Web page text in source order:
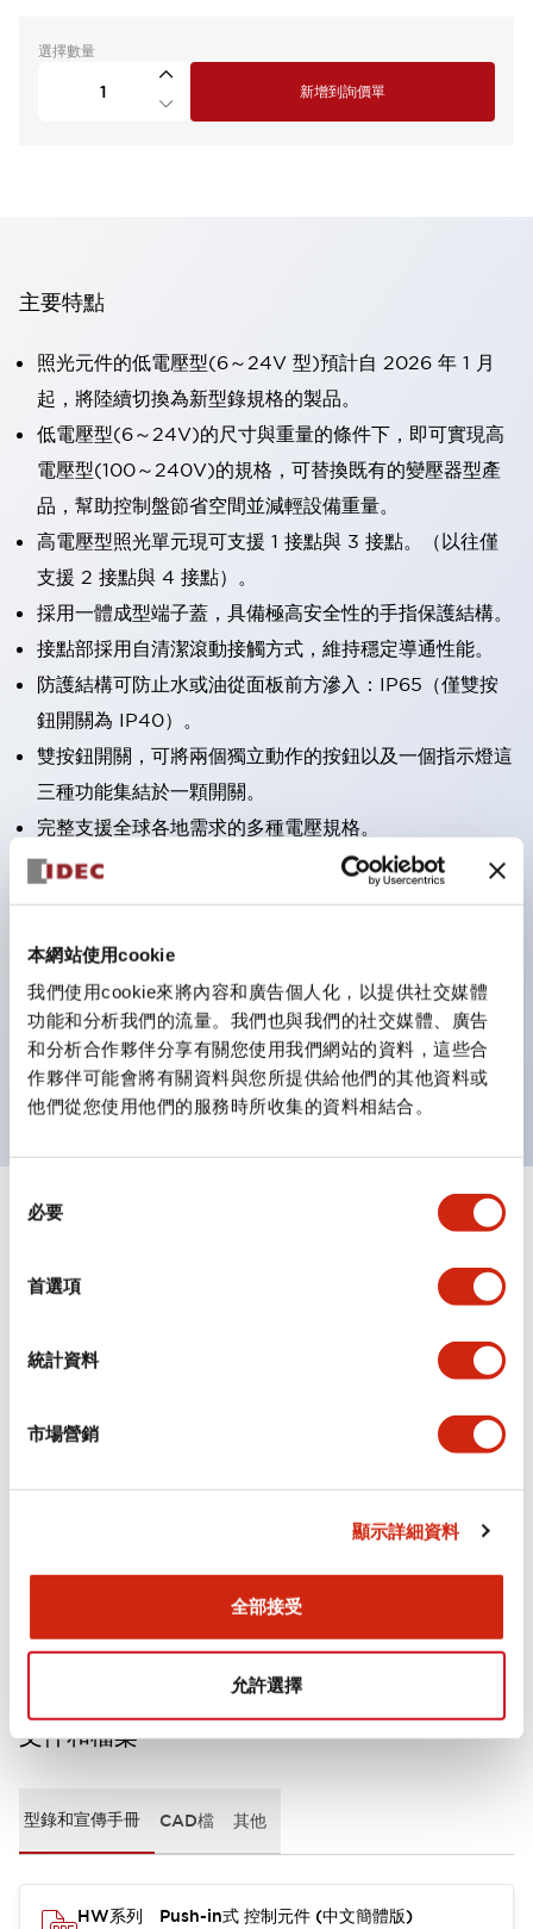
本網站使用cookie
我們使用cookie來將內容和廣告個人化，以提供社交媒體
功能和分析我們的流量。我們也與我們的社交媒體、廣告
和分析合作夥伴分享有關您使用我們網站的資料，這些合
作夥伴可能會將有關資料與您所提供給他們的其他資料或
他們從您使用他們的服務時所收集的資料相結合。
必要
首選項
統計資料
市場營銷
顯示詳細資料
全部接受
允許選擇
選擇數量
新增到詢價單
主要特點
照光元件的低電壓型(6～24V 型)預計自 2026 年 1 月
起，將陸續切換為新型錄規格的製品。
低電壓型(6～24V)的尺寸與重量的條件下，即可實現高
電壓型(100～240V)的規格，可替換既有的變壓器型產
品，幫助控制盤節省空間並減輕設備重量。
高電壓型照光單元現可支援 1 接點與 3 接點。（以往僅
支援 2 接點與 4 接點）。
採用一體成型端子蓋，具備極高安全性的手指保護結構。
接點部採用自清潔滾動接觸方式，維持穩定導通性能。
防護結構可防止水或油從面板前方滲入：IP65（僅雙按
鈕開關為 IP40）。
雙按鈕開關，可將兩個獨立動作的按鈕以及一個指示燈這
三種功能集結於一顆開關。
完整支援全球各地需求的多種電壓規格。
一顆 LED 燈泡即可呈現六種顏色（LSRD 燈泡）。以往
需分色管理的 LED 燈泡，如今可用單一顆燈泡呈現多種
支援色彩通用設計（CUD）：可清楚辨識正方平頭形指
示燈的亮燈/熄燈狀態，以及點燈時的顏色識別。
符合 ISO 3864-4 安全色規範：在危險或緊急狀況下，
顏色表現更明確鮮明，便於更多人識別。
規格 顯示全部+
審美規範
文件和檔案
型錄和宣傳手冊 CAD檔 其他
HW系列 Push-in式 控制元件 (中文簡體版)